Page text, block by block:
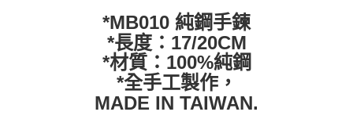
每筆NT$60，滿NT$399(含以上)免運費
每筆NT$60，滿NT$399(含以上)免運費
每筆NT$60，滿NT$399(含以上)免運費
*MB010 純鋼手鍊
*長度：17/20CM
*材質：100%純鋼
*全手工製作，
MADE IN TAIWAN.